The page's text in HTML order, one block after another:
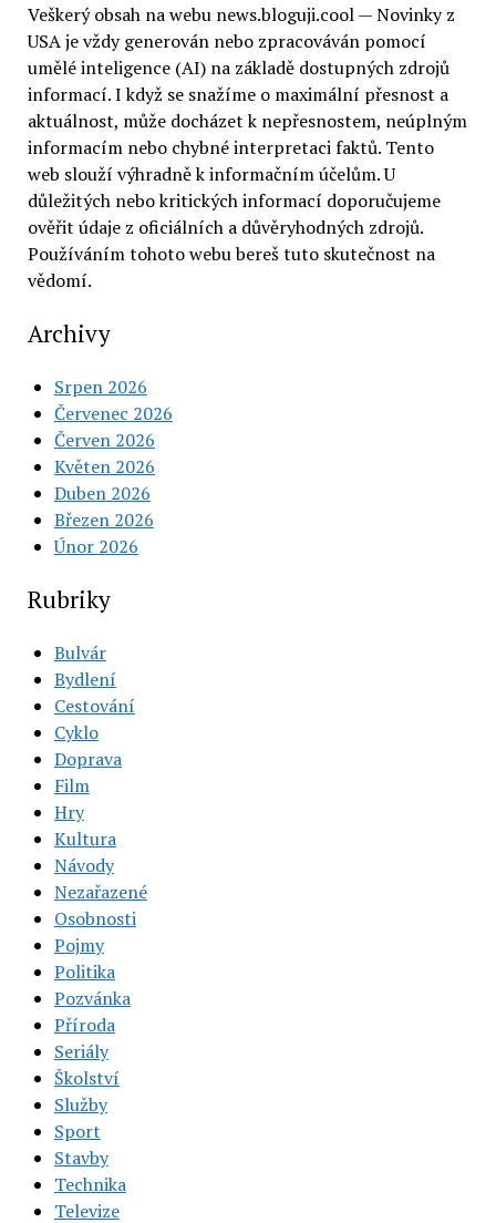
Veškerý obsah na webu news.bloguji.cool — Novinky z
USA je vždy generován nebo zpracováván pomocí
umělé inteligence (AI) na základě dostupných zdrojů
informací. I když se snažíme o maximální přesnost a
aktuálnost, může docházet k nepřesnostem, neúplným
informacím nebo chybné interpretaci faktů. Tento
web slouží výhradně k informačním účelům. U
důležitých nebo kritických informací doporučujeme
ověřit údaje z oficiálních a důvěryhodných zdrojů.
Používáním tohoto webu bereš tuto skutečnost na
vědomí.
Archivy
Srpen 2026
Červenec 2026
Červen 2026
Květen 2026
Duben 2026
Březen 2026
Únor 2026
Rubriky
Bulvár
Bydlení
Cestování
Cyklo
Doprava
Film
Hry
Kultura
Návody
Nezařazené
Osobnosti
Pojmy
Politika
Pozvánka
Příroda
Seriály
Školství
Služby
Sport
Stavby
Technika
Televize